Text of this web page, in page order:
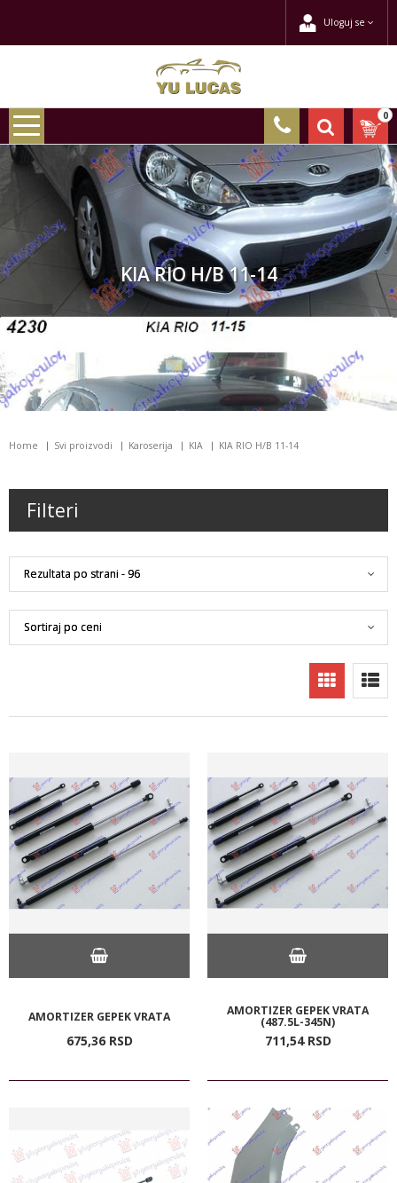
Uloguj se
0
KIA RIO H/B 11-14
Home Svi proizvodi Karoserija KIA KIA RIO H/B 11-14
Filteri
AMORTIZER GEPEK VRATA
675,36 RSD
AMORTIZER GEPEK VRATA
(487.5L-345N)
711,54 RSD